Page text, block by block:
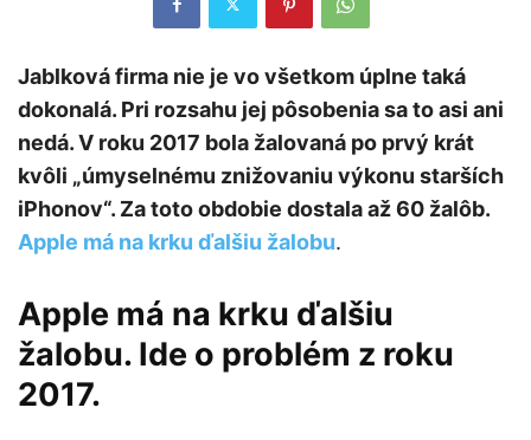
Jablková firma nie je vo všetkom úplne taká
dokonalá. Pri rozsahu jej pôsobenia sa to asi ani
nedá. V roku 2017 bola žalovaná po prvý krát
kvôli „úmyselnému znižovaniu výkonu starších
iPhonov“. Za toto obdobie dostala až 60 žalôb.
Apple má na krku ďalšiu žalobu.
Apple má na krku ďalšiu
žalobu. Ide o problém z roku
2017.